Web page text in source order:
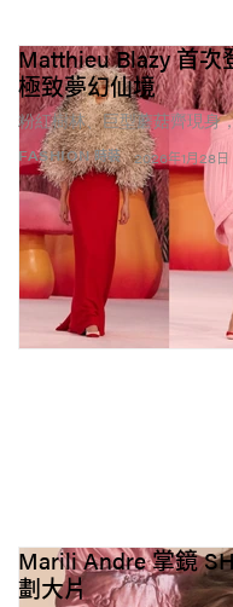
FASHION 時裝
Matthieu Blazy 首
極致夢幻仙境
粉紅樹林、巨型蘑菇齊現身
2026年1月28日
Marili Andre 掌鏡
劃大片